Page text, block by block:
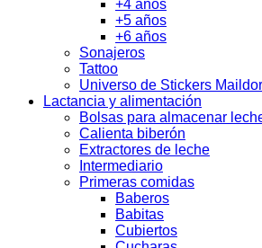
+4 años
+5 años
+6 años
Sonajeros
Tattoo
Universo de Stickers Maildor
Lactancia y alimentación
Bolsas para almacenar
Calienta biberón
Extractores de leche
Intermediario
Primeras comidas
Baberos
Babitas
Cubiertos